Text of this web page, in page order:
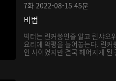
7화 2022-08-15 45분
비법
빅터는 린커쑹인줄 알고 린샤오
요리에 악평을 늘어놓는다. 린커
인 사이였지만 결국 헤어지게 된